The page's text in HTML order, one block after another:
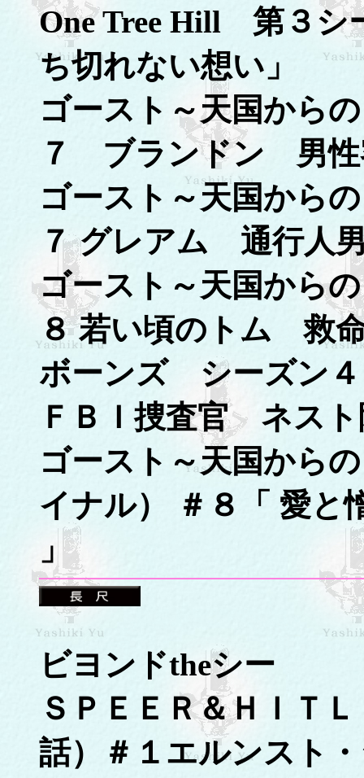
One Tree Hill 第３
ち切れない想い」
ゴースト～天国か
７ ブランドン 男性
ゴースト～天国から
７ グレアム 通行人
ゴースト～天国から
８ 若い頃のトム 救
ボーンズ シーズン
ＦＢＩ捜査官 ネスト
ゴースト～天国から
イナル） ＃８「 愛と
」
ビヨンドtheシー
ＳＰＥＥＲ＆ＨＩＴ
話）＃１エルンスト